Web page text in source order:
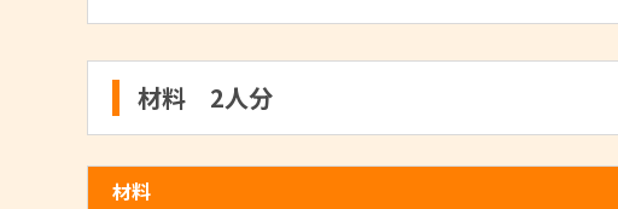
材料 2人分
材料